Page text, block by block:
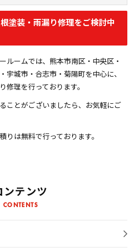
塗装・雨漏り修理をご検討中
ルームでは、熊本市南区・中央区・
宇城市・合志市・菊陽町を中心に、
修理を行っております。
ことがございましたら、お気軽にご
りは無料で行っております。
ンテンツ
CONTENTS